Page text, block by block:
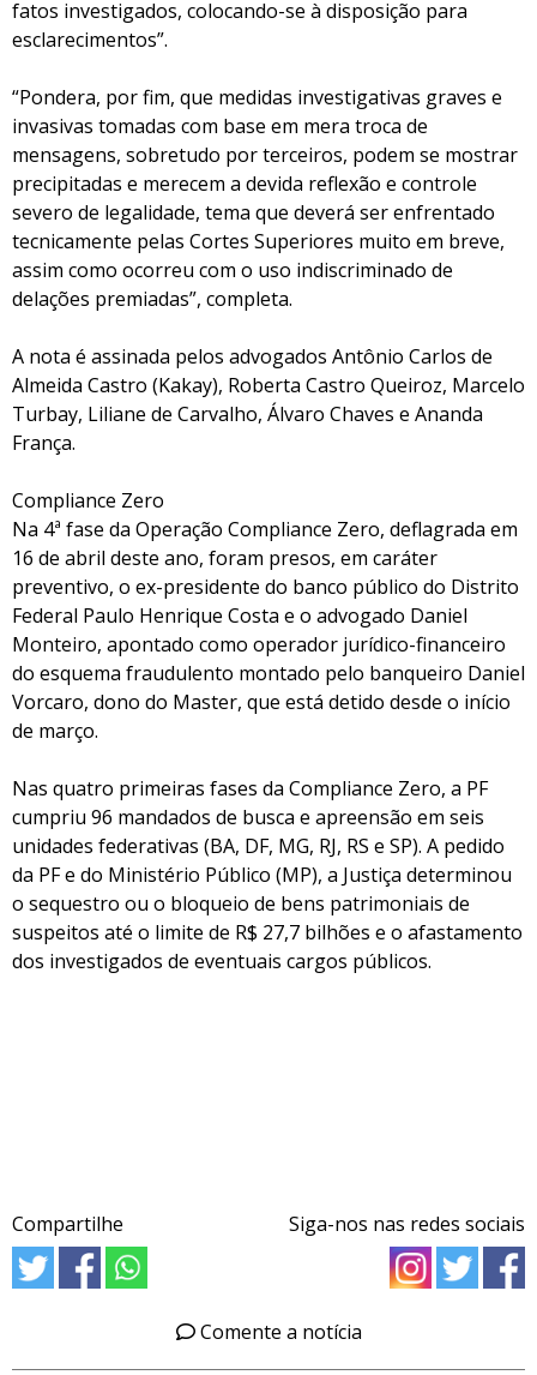
fatos investigados, colocando-se à disposição para
esclarecimentos”.
“Pondera, por fim, que medidas investigativas graves e
invasivas tomadas com base em mera troca de
mensagens, sobretudo por terceiros, podem se mostrar
precipitadas e merecem a devida reflexão e controle
severo de legalidade, tema que deverá ser enfrentado
tecnicamente pelas Cortes Superiores muito em breve,
assim como ocorreu com o uso indiscriminado de
delações premiadas”, completa.
A nota é assinada pelos advogados Antônio Carlos de
Almeida Castro (Kakay), Roberta Castro Queiroz, Marcelo
Turbay, Liliane de Carvalho, Álvaro Chaves e Ananda
França.
Compliance Zero
Na 4ª fase da Operação Compliance Zero, deflagrada em
16 de abril deste ano, foram presos, em caráter
preventivo, o ex-presidente do banco público do Distrito
Federal Paulo Henrique Costa e o advogado Daniel
Monteiro, apontado como operador jurídico-financeiro
do esquema fraudulento montado pelo banqueiro Daniel
Vorcaro, dono do Master, que está detido desde o início
de março.
Nas quatro primeiras fases da Compliance Zero, a PF
cumpriu 96 mandados de busca e apreensão em seis
unidades federativas (BA, DF, MG, RJ, RS e SP). A pedido
da PF e do Ministério Público (MP), a Justiça determinou
o sequestro ou o bloqueio de bens patrimoniais de
suspeitos até o limite de R$ 27,7 bilhões e o afastamento
dos investigados de eventuais cargos públicos.
Compartilhe Siga-nos nas redes sociais
Comente a notícia